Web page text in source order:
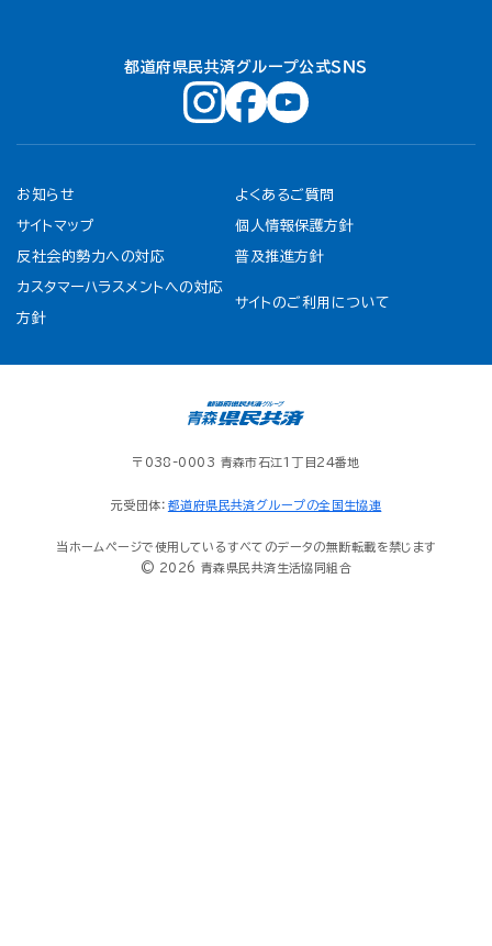
都道府県民共済グループ公式ＳＮＳ
お知らせ よくあるご質問
サイトマップ 個人情報保護方針
反社会的勢力への対応 普及推進方針
カスタマーハラスメントへの対応
方針
サイトのご利用について
〒038-0003 青森市石江1丁目24番地
元受団体： 都道府県民共済グループの全国生協連
当ホームページで使用しているすべてのデータの無断転載を禁じます
© 2026 青森県民共済生活協同組合